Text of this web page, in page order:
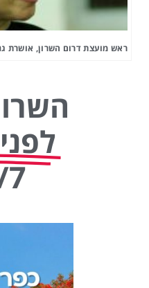
ראש מועצת דרום השרון, אושרת